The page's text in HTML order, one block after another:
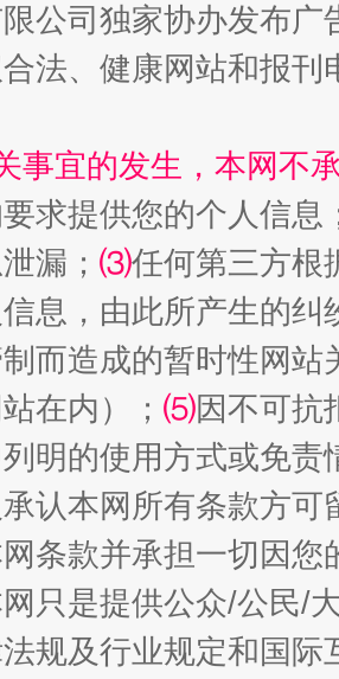
象丛生
生
大"原罪" "炒
限公司独家协办发布
法、健康网站和报
事宜的发生，本网不
求提供您的个人信息
漏； ⑶任何第三方根
息，由此所产生的纠
而造成的暂时性网
在内）； ⑸因不可抗
明的使用方式或免责
认本网所有条款方
条款并承担一切因
只是提供公众/公民/
规及行业规定和国